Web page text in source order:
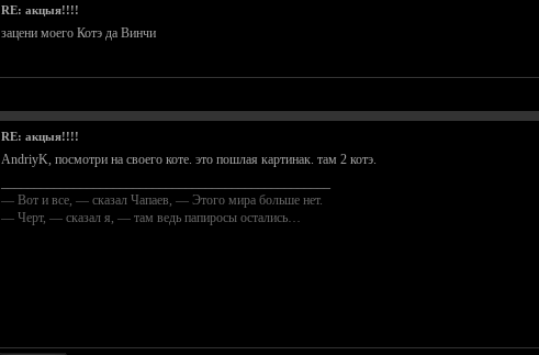
RE: акцыя!!!!
зацени моего Котэ да Винчи
RE: акцыя!!!!
AndriyK, посмотри на своего коте. это пошлая картинак. там 2 котэ.
— Вот и все, — сказал Чапаев, — Этого мира больше нет.
— Черт, — сказал я, — там ведь папиросы остались…